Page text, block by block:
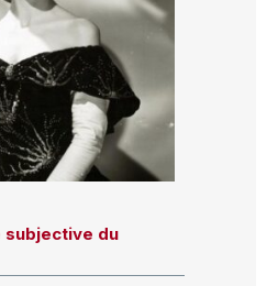
subjective du